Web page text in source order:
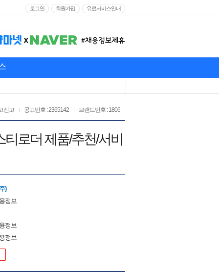
로그인 회원가입 유료서비스안내
브랜드번호 : 1806
공고번호 : 2365142
신고
로더 제품/추천/서비
)
정보
정보
정보